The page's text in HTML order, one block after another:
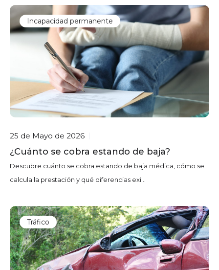
Incapacidad permanente
25 de Mayo de 2026
¿Cuánto se cobra estando de baja?
Descubre cuánto se cobra estando de baja médica, cómo se
calcula la prestación y qué diferencias exi...
Tráfico